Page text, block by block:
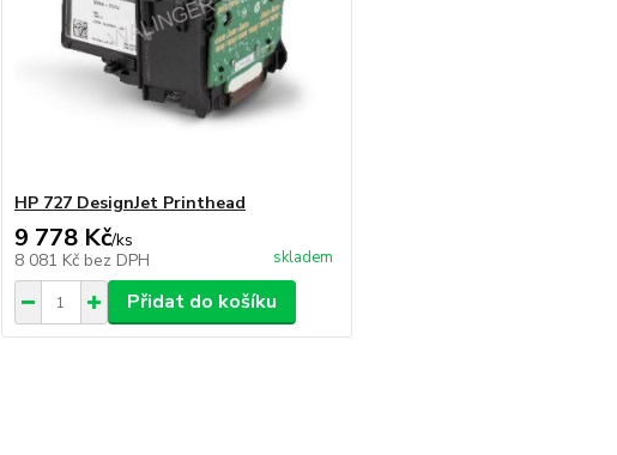
HP 727 DesignJet Printhead
9 778 Kč/ks
8 081 Kč bez DPH skladem
Přidat do košíku